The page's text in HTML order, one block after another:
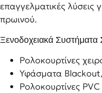
επαγγελματικές λύσεις
πρωινού.
Ξενοδοχειακά Συστήματα
Ρολοκουρτίνες
Υφάσματα
Ρολοκουρτίνες